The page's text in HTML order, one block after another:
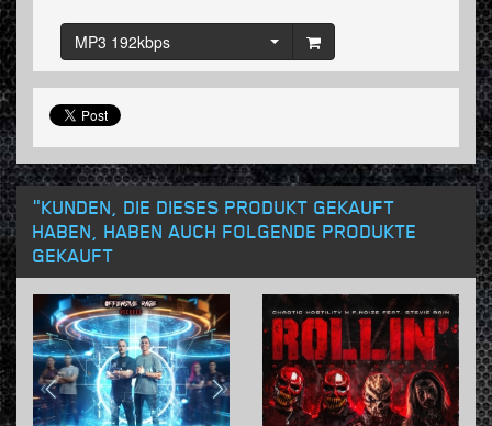
MP3 192kbps
"KUNDEN, DIE DIESES PRODUKT GEKAUFT
HABEN, HABEN AUCH FOLGENDE PRODUKTE
GEKAUFT